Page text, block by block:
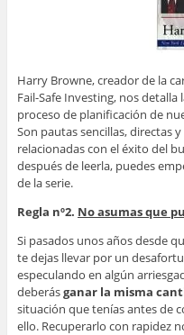
Harry Browne, creador de la
Fail-Safe Investing, nos
proceso de planificación de
Son pautas sencillas, directas
relacionadas con el éxito del
después de leerla, puedes
de la serie.
Regla nº2. No asumas que
Si pasados unos años desde
te dejas llevar por un
especulando en algún
deberásganar la misma
situación que tenías antes de
ello. Recuperarlo con rapidez